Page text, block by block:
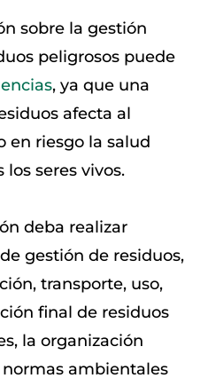
sobre la gestión
peligrosos puede
, ya que una
afecta al
en riesgo la salud
seres vivos.
deba realizar
gestión de residuos,
transporte, uso,
final de residuos
la organización
ambientales